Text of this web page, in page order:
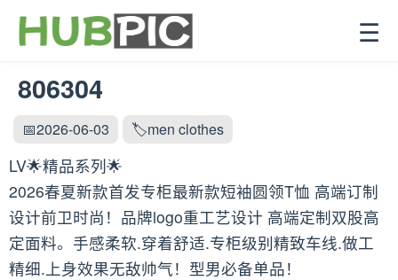
☰
806304
📅2026-06-03 🏷️men clothes
LV🌟精品系列🌟
2026春夏新款首发专柜最新款短袖圆领T恤 高端订制
设计前卫时尚！品牌logo重工艺设计 高端定制双股高
定面料。手感柔软.穿着舒适.专柜级别精致车线.做工
精细.上身效果无敌帅气！型男必备单品！